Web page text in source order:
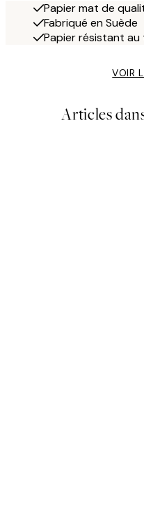
Papier mat de
Fabriqué en Suède
Papier résistant au
VOIR
Articles